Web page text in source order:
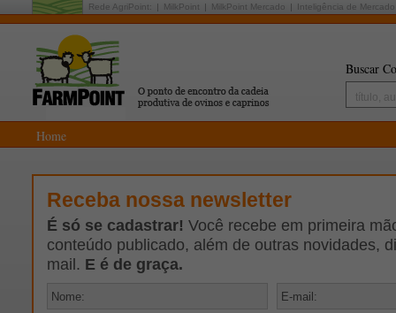
Rede AgriPoint: MilkPoint MilkPoint Mercado Inteligência de Mercado
Buscar
Home
Receba nossa newsletter
É só se cadastrar! Você recebe em primeira
conteúdo publicado, além de outras novidades,
mail. E é de graça.